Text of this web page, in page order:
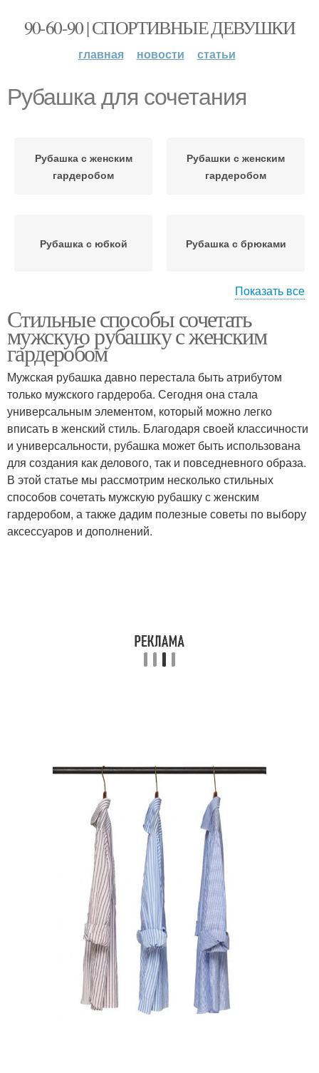
90-60-90 | СПОРТИВНЫЕ ДЕВУШКИ
главная новости статьи
Рубашка для сочетания
Рубашка с женским
гардеробом
Рубашки с женским
гардеробом
Рубашка с юбкой Рубашка с брюками
Рубашка с шортами Рубашка для создания
Рубашка с женским
платьем
Рубашка в женском
гардеробе
Мужская рубашка
Рубашка в женском
образе
Показать все
Стильные способы сочетать
мужскую рубашку с женским
гардеробом
Мужская рубашка давно перестала быть атрибутом
только мужского гардероба. Сегодня она стала
универсальным элементом, который можно легко
вписать в женский стиль. Благодаря своей классичности
и универсальности, рубашка может быть использована
для создания как делового, так и повседневного образа.
В этой статье мы рассмотрим несколько стильных
способов сочетать мужскую рубашку с женским
гардеробом, а также дадим полезные советы по выбору
аксессуаров и дополнений.